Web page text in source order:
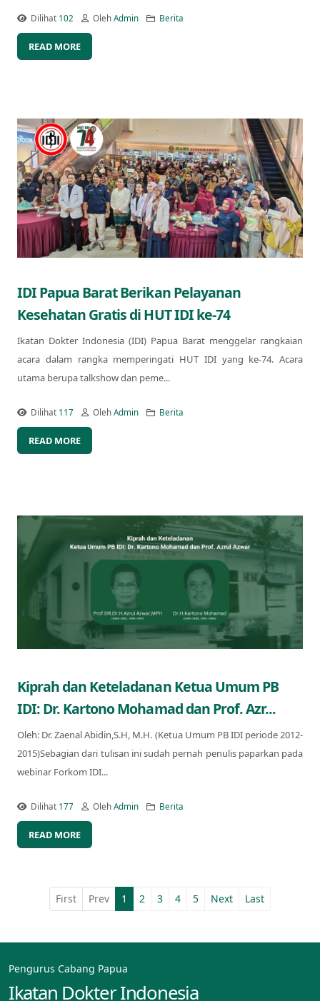
Dilihat 102 OlehAdmin Berita
READ MORE
IDI Papua Barat Berikan Pelayanan
Kesehatan Gratis di HUT IDI ke-74
Ikatan Dokter Indonesia (IDI) Papua Barat menggelar rangkaian
acara dalam rangka memperingati HUT IDI yang ke-74. Acara
utama berupa talkshow dan peme...
Dilihat 117 OlehAdmin Berita
READ MORE
Kiprah dan Keteladanan Ketua Umum PB
IDI: Dr. Kartono Mohamad dan Prof. Azr...
Oleh: Dr. Zaenal Abidin,S.H, M.H. (Ketua Umum PB IDI periode 2012-
2015)Sebagian dari tulisan ini sudah pernah penulis paparkan pada
webinar Forkom IDI...
Dilihat 177 OlehAdmin Berita
READ MORE
First Prev 1 2 3 4 5 Next Last
Pengurus Cabang Papua
Ikatan Dokter Indonesia